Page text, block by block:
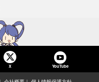
X YouTube